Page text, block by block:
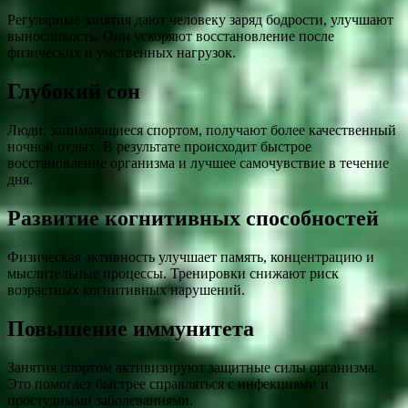
Регулярные занятия дают человеку заряд бодрости, улучшают
выносливость. Они ускоряют восстановление после
физических и умственных нагрузок.
Глубокий сон
Люди, занимающиеся спортом, получают более качественный
ночной отдых. В результате происходит быстрое
восстановление организма и лучшее самочувствие в течение
дня.
Развитие когнитивных способностей
Физическая активность улучшает память, концентрацию и
мыслительные процессы. Тренировки снижают риск
возрастных когнитивных нарушений.
Повышение иммунитета
Занятия спортом активизируют защитные силы организма.
Это помогает быстрее справляться с инфекциями и
простудными заболеваниями.